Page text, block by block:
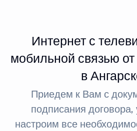
Интернет с
мобильной связью
в
Приедем к Вам с
подписания договора,
настроим все